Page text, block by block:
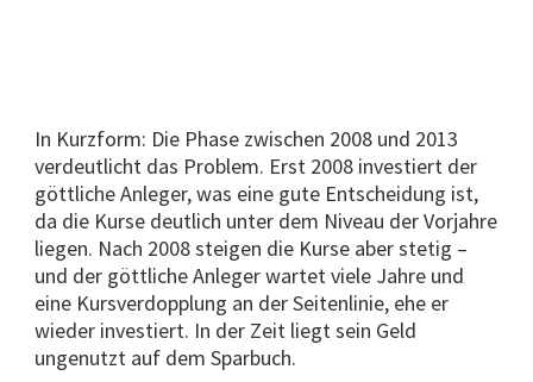
In Kurzform: Die Phase zwischen 2008 und 2013
verdeutlicht das Problem. Erst 2008 investiert der
göttliche Anleger, was eine gute Entscheidung ist,
da die Kurse deutlich unter dem Niveau der Vorjahre
liegen. Nach 2008 steigen die Kurse aber stetig –
und der göttliche Anleger wartet viele Jahre und
eine Kursverdopplung an der Seitenlinie, ehe er
wieder investiert. In der Zeit liegt sein Geld
ungenutzt auf dem Sparbuch.